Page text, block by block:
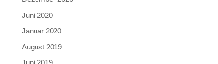
Juni 2020
Januar 2020
August 2019
Juni 2019